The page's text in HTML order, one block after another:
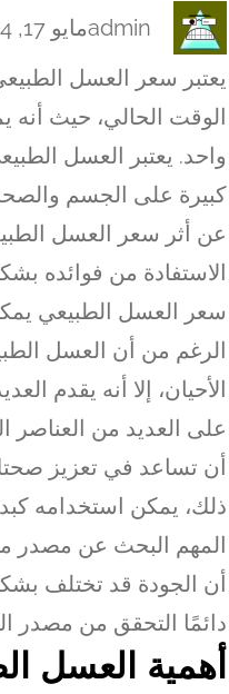
adminمايو 17, 2024
يعتبر سعر العسل
الوقت الحالي، حيث أنه
واحد. يعتبر العسل
كبيرة على الجسم
عن أثر سعر العسل
الاستفادة من فوائده
سعر العسل الطبيعي
الرغم من أن العسل
الأحيان، إلا أنه يقدم
على العديد من العناصر
أن تساعد في تعزيز
ذلك، يمكن استخدامه
المهم البحث عن مصدر
أن الجودة قد تختلف
دائمًا التحقق من مصدر
أهمية العسل